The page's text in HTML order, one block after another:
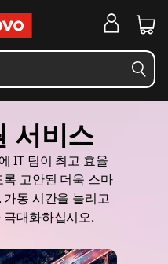
서비스
IT 팀이 최고 효율
고안된 더욱 스마
동 시간을 늘리고
대화하십시오.